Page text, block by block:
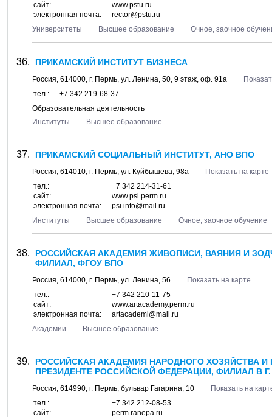
сайт:
www.pstu.ru
электронная почта:
rector@pstu.ru
Университеты
Высшее образование Очное, заочное
ПРИКАМСКИЙ ИНСТИТУТ БИЗНЕСА
Россия, 614000, г. Пермь, ул. Ленина, 50, 9 этаж, оф. 91а
тел.:
+7 342 219-68-37
Образовательная деятельность
Институты
Высшее образование
ПРИКАМСКИЙ СОЦИАЛЬНЫЙ ИНСТИТУТ, АНО ВПО
Россия, 614010, г. Пермь, ул. Куйбышева, 98а
Показать на карте
тел.:
+7 342 214-31-61
сайт:
www.psi.perm.ru
электронная почта:
psi.info@mail.ru
Институты
Высшее образование Очное, заочное обучение
РОССИЙСКАЯ АКАДЕМИЯ ЖИВОПИСИ, ВАЯНИЯ И
ФИЛИАЛ, ФГОУ ВПО
Россия, 614000, г. Пермь, ул. Ленина, 56
Показать на карте
тел.:
+7 342 210-11-75
сайт:
www.artacademy.perm.ru
электронная почта:
artacademi@mail.ru
Академии
Высшее образование
РОССИЙСКАЯ АКАДЕМИЯ НАРОДНОГО ХОЗЯЙСТВА
ПРЕЗИДЕНТЕ РОССИЙСКОЙ ФЕДЕРАЦИИ, ФИЛИАЛ В
Россия, 614990, г. Пермь, бульвар Гагарина, 10
Показать на
тел.:
+7 342 212-08-53
сайт:
perm.ranepa.ru